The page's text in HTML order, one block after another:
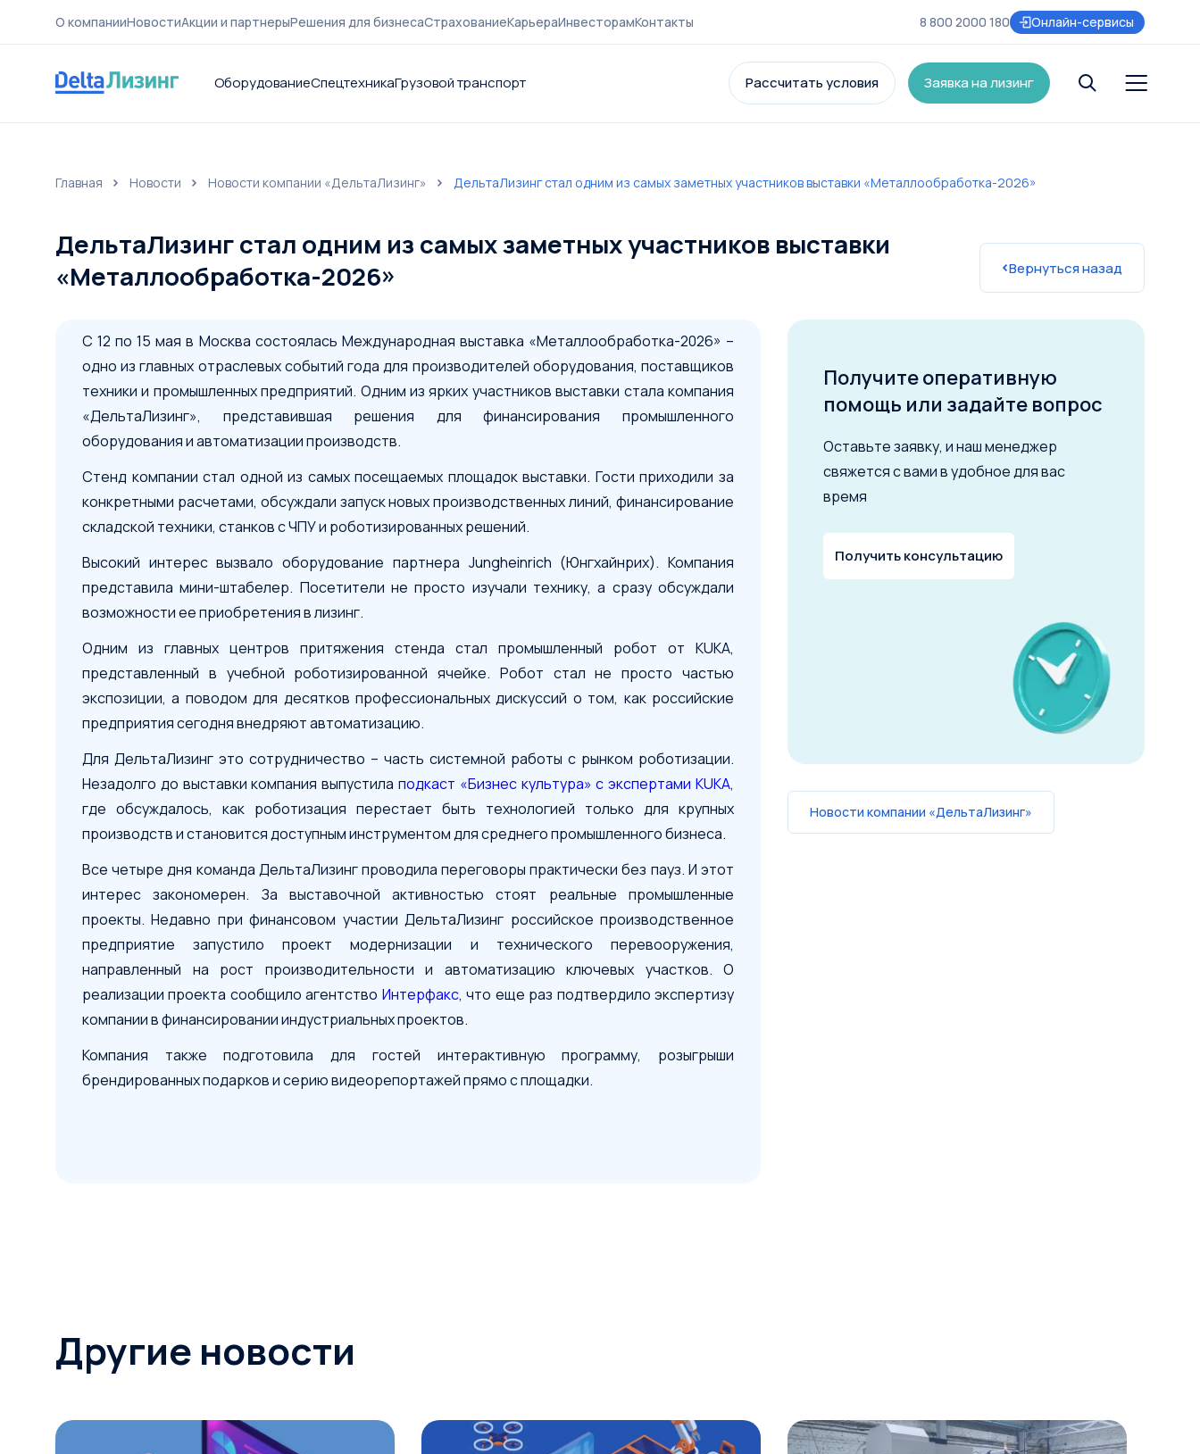
О компанииНовостиАкции и партнерыРешения для бизнесаСтрахованиеКарьераИнвесторамКонтакты 8 800 2000 180 Онлайн-сервисы
ОборудованиеСпецтехникаГрузовой транспорт Рассчитать условия Заявка на лизинг
О компанииКонтактыСтрахование Карьера Акции и партнерыНовости
Главная Новости Новости компании «ДельтаЛизинг» ДельтаЛизинг стал одним из самых заметных участников выставки «Металлообработка-2026»
ДельтаЛизинг стал одним из самых заметных участников выставки
«Металлообработка-2026»
Вернуться назад
С 12 по 15 мая в Москва состоялась Международная выставка «Металлообработка-2026» –
одно из главных отраслевых событий года для производителей оборудования, поставщиков
техники и промышленных предприятий. Одним из ярких участников выставки стала компания
«ДельтаЛизинг», представившая решения для финансирования промышленного
оборудования и автоматизации производств.
Стенд компании стал одной из самых посещаемых площадок выставки. Гости приходили за
конкретными расчетами, обсуждали запуск новых производственных линий, финансирование
складской техники, станков с ЧПУ и роботизированных решений.
Высокий интерес вызвало оборудование партнера Jungheinrich (Юнгхайнрих). Компания
представила мини-штабелер. Посетители не просто изучали технику, а сразу обсуждали
возможности ее приобретения в лизинг.
Одним из главных центров притяжения стенда стал промышленный робот от KUKA,
представленный в учебной роботизированной ячейке. Робот стал не просто частью
экспозиции, а поводом для десятков профессиональных дискуссий о том, как российские
предприятия сегодня внедряют автоматизацию.
Для ДельтаЛизинг это сотрудничество – часть системной работы с рынком роботизации.
Незадолго до выставки компания выпустила подкаст «Бизнес культура» с экспертами KUKA,
где обсуждалось, как роботизация перестает быть технологией только для крупных
производств и становится доступным инструментом для среднего промышленного бизнеса.
Все четыре дня команда ДельтаЛизинг проводила переговоры практически без пауз. И этот
интерес закономерен. За выставочной активностью стоят реальные промышленные
проекты. Недавно при финансовом участии ДельтаЛизинг российское производственное
предприятие запустило проект модернизации и технического перевооружения,
направленный на рост производительности и автоматизацию ключевых участков. О
реализации проекта сообщило агентство Интерфакс, что еще раз подтвердило экспертизу
компании в финансировании индустриальных проектов.
Компания также подготовила для гостей интерактивную программу, розыгрыши
брендированных подарков и серию видеорепортажей прямо с площадки.
Получите оперативную
помощь или задайте вопрос
Оставьте заявку, и наш менеджер
свяжется с вами в удобное для вас
время
Получить консультацию
Новости компании «ДельтаЛизинг»
Другие новости